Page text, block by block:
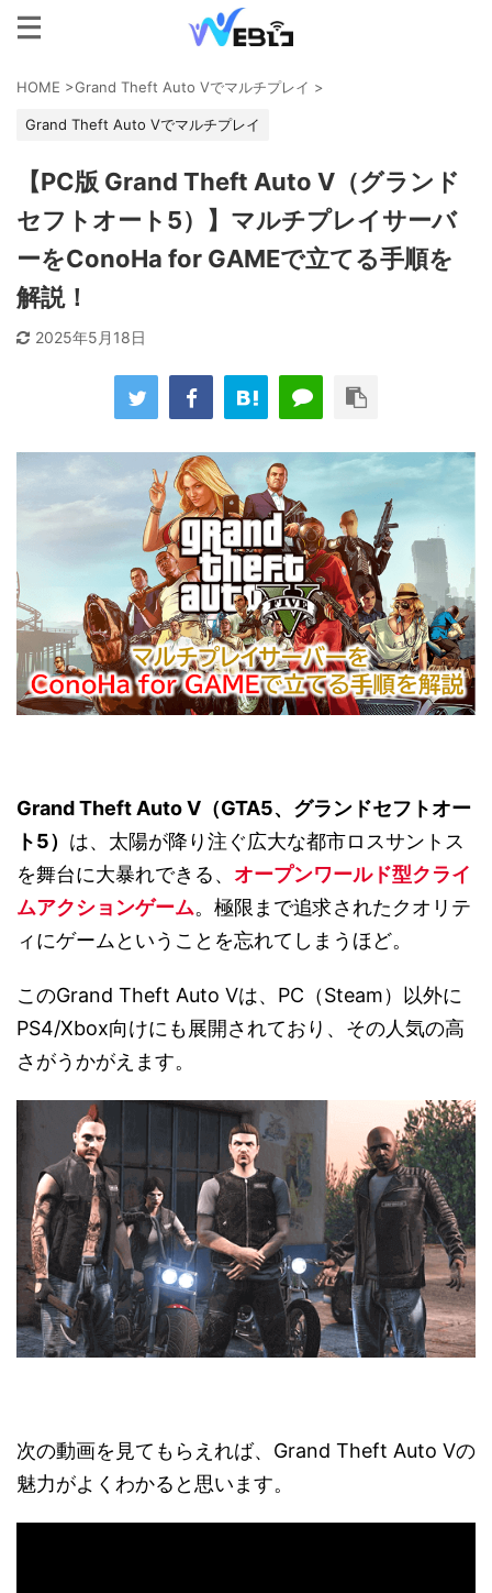
HOME >Grand Theft Auto Vでマルチプレイ >
Grand Theft Auto Vでマルチプレイ
【PC版 Grand Theft Auto V（グランド
セフトオート5）】マルチプレイサーバ
ーをConoHa for GAMEで立てる手順を
解説！
2025年5月18日
Grand Theft Auto V（GTA5、グランドセフトオー
ト5） は、太陽が降り注ぐ広大な都市ロスサントス
を舞台に大暴れできる、 オープンワールド型クライ
ムアクションゲーム。極限まで追求されたクオリテ
ィにゲームということを忘れてしまうほど。
このGrand Theft Auto Vは、PC（Steam）以外に
PS4/Xbox向けにも展開されており、その人気の高
さがうかがえます。
次の動画を見てもらえれば、Grand Theft Auto Vの
魅力がよくわかると思います。